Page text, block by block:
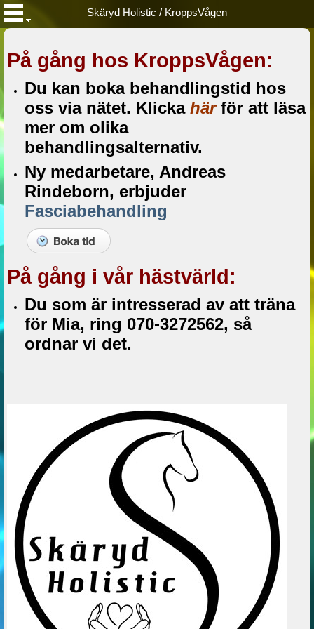
Skäryd Holistic / KroppsVågen
På gång hos KroppsVågen:
Du kan boka behandlingstid hos
oss via nätet. Klicka härför att läsa
mer om olika
behandlingsalternativ.
Ny medarbetare, Andreas
Rindeborn, erbjuder
Fasciabehandling
På gång i vår hästvärld:
Du som är intresserad av att träna
för Mia, ring 070-3272562, så
ordnar vi det.